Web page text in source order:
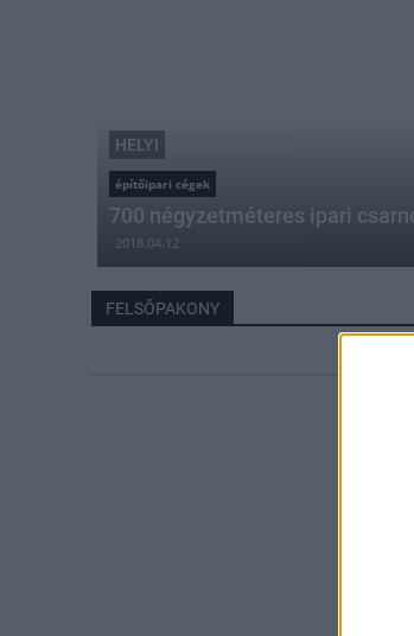
HELYI
építőipari cégek
700 négyzetméteres ipari
2018.04.12
FELSŐPAKONY